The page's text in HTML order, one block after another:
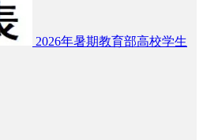
2026年暑期教育部高校学生